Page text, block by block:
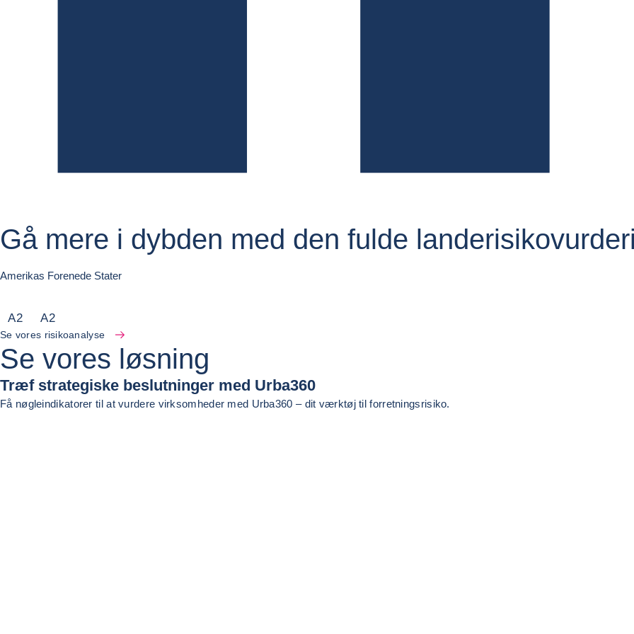
Gå mere i dybden med den fulde
Amerikas Forenede Stater
A2 A2
Se vores risikoanalyse
Se vores løsning
Træf strategiske beslutninger med Urba360
Få nøgleindikatorer til at vurdere virksomheder med Urba360 – dit værktøj til forretningsrisiko.